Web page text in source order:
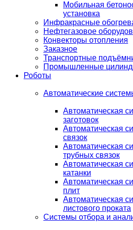
Мобильная
установка
Инфракрасные
Нефтегазовое
Конвекторы отопления
Заказное
Транспортные
Промышленные
Роботы
Автоматические
Автоматическая
заготовок
Автоматическая
связок
Автоматическая
трубных связок
Автоматическая
катанки
Автоматическая
плит
Автоматическая
листового проката
Системы отбора и